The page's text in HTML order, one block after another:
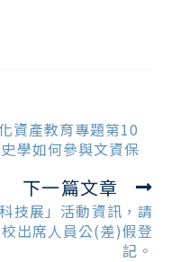
資產教育專題第10
學如何參與文資保
下一篇文章
技展」活動資訊，請
出席人員公(差)假登
記。